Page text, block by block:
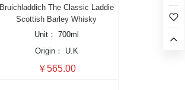
Bruichladdich The Classic Laddie
Scottish Barley Whisky
Unit： 700ml
Origin：
U.K
￥565.00